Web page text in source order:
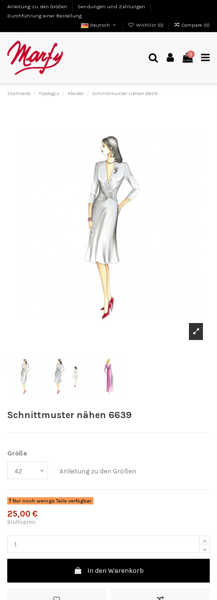
Anleitung zu den Größen
Sendungen und Zahlungen
Durchführung einer Bestellung
Deutsch
Wishlist (0) Compare (0)
0
Startseite Tipologia Kleider Schnittmuster nähen 6639
Schnittmuster nähen 6639
Größe
Anleitung zu den Größen
Nur noch wenige Teile verfügbar
25,00 €
Bruttopreis
In den Warenkorb